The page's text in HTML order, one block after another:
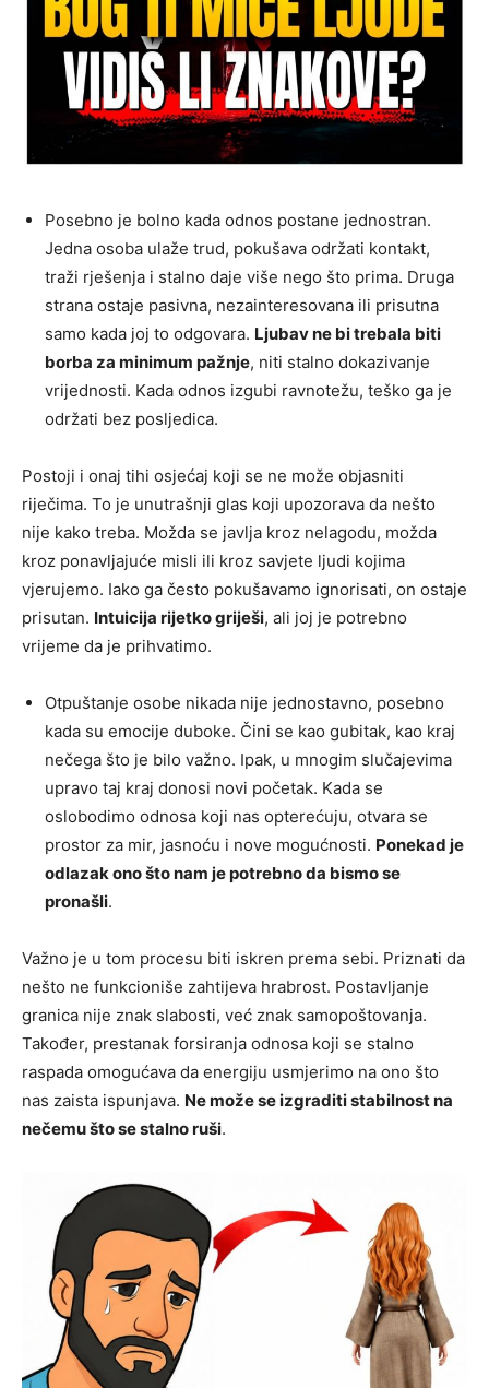
Posebno je bolno kada odnos postane jednostran.
Jedna osoba ulaže trud, pokušava održati kontakt,
traži rješenja i stalno daje više nego što prima. Druga
strana ostaje pasivna, nezainteresovana ili prisutna
samo kada joj to odgovara. Ljubav ne bi trebala biti
borba za minimum pažnje, niti stalno dokazivanje
vrijednosti. Kada odnos izgubi ravnotežu, teško ga je
održati bez posljedica.
Postoji i onaj tihi osjećaj koji se ne može objasniti
riječima. To je unutrašnji glas koji upozorava da nešto
nije kako treba. Možda se javlja kroz nelagodu, možda
kroz ponavljajuće misli ili kroz savjete ljudi kojima
vjerujemo. Iako ga često pokušavamo ignorisati, on ostaje
prisutan. Intuicija rijetko griješi, ali joj je potrebno
vrijeme da je prihvatimo.
Otpuštanje osobe nikada nije jednostavno, posebno
kada su emocije duboke. Čini se kao gubitak, kao kraj
nečega što je bilo važno. Ipak, u mnogim slučajevima
upravo taj kraj donosi novi početak. Kada se
oslobodimo odnosa koji nas opterećuju, otvara se
prostor za mir, jasnoću i nove mogućnosti. Ponekad je
odlazak ono što nam je potrebno da bismo se
pronašli.
Važno je u tom procesu biti iskren prema sebi. Priznati da
nešto ne funkcioniše zahtijeva hrabrost. Postavljanje
granica nije znak slabosti, već znak samopoštovanja.
Također, prestanak forsiranja odnosa koji se stalno
raspada omogućava da energiju usmjerimo na ono što
nas zaista ispunjava. Ne može se izgraditi stabilnost na
nečemu što se stalno ruši.